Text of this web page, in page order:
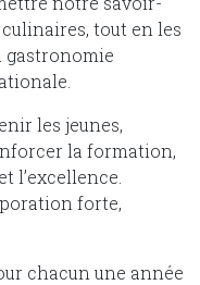
tout en les
gastronomie
les jeunes,
la formation,
l’excellence.
forte,
chacun une année